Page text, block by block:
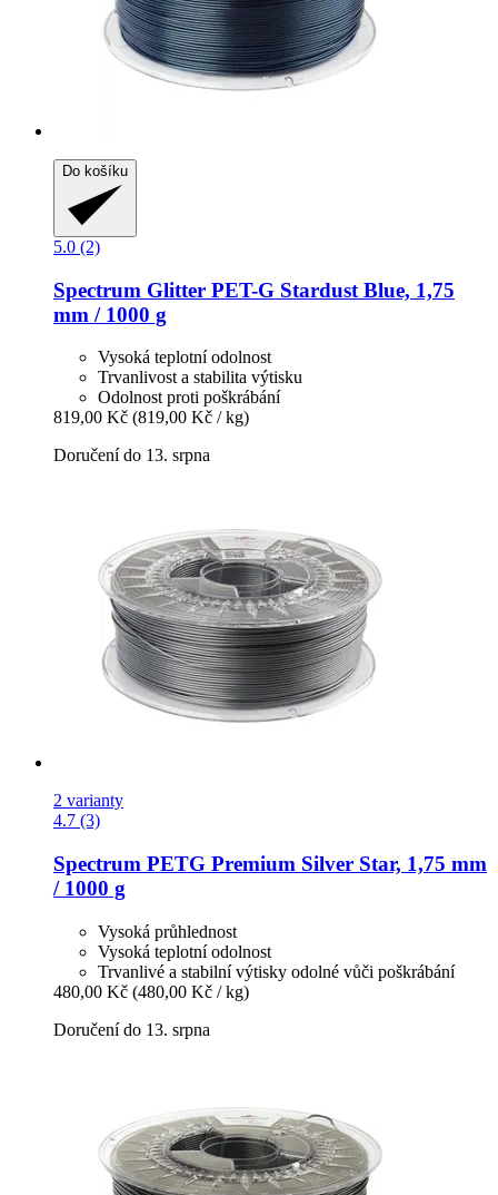
Do košíku
5.0 (2)
Spectrum Glitter PET-​G Stardust Blue, 1,75
mm / 1000 g
Vysoká teplotní odolnost
Trvanlivost a stabilita výtisku
Odolnost proti poškrábání
819,00 Kč (819,00 Kč / kg)
Doručení do 13. srpna
2 varianty
4.7 (3)
Spectrum PETG Premium Silver Star, 1,75 mm
/ 1000 g
Vysoká průhlednost
Vysoká teplotní odolnost
Trvanlivé a stabilní výtisky odolné vůči poškrábání
480,00 Kč (480,00 Kč / kg)
Doručení do 13. srpna